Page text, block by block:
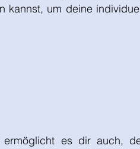
kannst, um deine
es dir auch,